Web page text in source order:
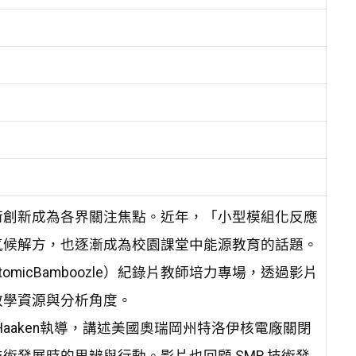
新成為各界關注焦點。近年，「小型模組化反應
解方，也逐漸成為校園課堂中能源教育的話題。
）紀錄片教師培力專場，透過影片
資源與分析角度。
執導，講述美國奧瑞岡州特洛伊核電廠關閉